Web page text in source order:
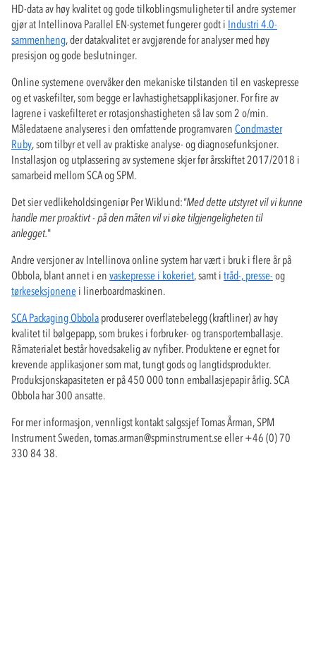
HD-data av høy kvalitet og gode tilkoblingsmuligheter til andre systemer
gjør at Intellinova Parallel EN-systemet fungerer godt i Industri 4.0-
sammenheng, der datakvalitet er avgjørende for analyser med høy
presisjon og gode beslutninger.
Online systemene overvåker den mekaniske tilstanden til en vaskepresse
og et vaskefilter, som begge er lavhastighetsapplikasjoner. For fire av
lagrene i vaskefilteret er rotasjonshastigheten så lav som 2 o/min.
Måledataene analyseres i den omfattende programvaren Condmaster
Ruby, som tilbyr et vell av praktiske analyse- og diagnosefunksjoner.
Installasjon og utplassering av systemene skjer før årsskiftet 2017/2018 i
samarbeid mellom SCA og SPM.
Det sier vedlikeholdsingeniør Per Wiklund:"Med dette utstyret vil vi kunne
handle mer proaktivt - på den måten vil vi øke tilgjengeligheten til
anlegget."
Andre versjoner av Intellinova online system har vært i bruk i flere år på
Obbola, blant annet i en vaskepresse i kokeriet, samt i tråd-, presse- og
tørkeseksjonene i linerboardmaskinen.
SCA Packaging Obbola produserer overflatebelegg (kraftliner) av høy
kvalitet til bølgepapp, som brukes i forbruker- og transportemballasje.
Råmaterialet består hovedsakelig av nyfiber. Produktene er egnet for
krevende applikasjoner som mat, tungt gods og langtidsprodukter.
Produksjonskapasiteten er på 450 000 tonn emballasjepapir årlig. SCA
Obbola har 300 ansatte.
For mer informasjon, vennligst kontakt salgssjef Tomas Årman, SPM
Instrument Sweden,tomas.arman@spminstrument.se eller +46 (0) 70
330 84 38.